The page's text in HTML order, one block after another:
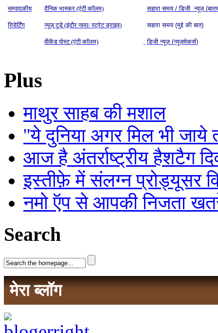
सम्पादकीय दैनिक भास्कर (एंटी कॉलम) सहारा समय / डिजी न्यूज़
रिपोर्टिंग न्यूज़ टुडे (इंदौर नामा/ स्ट्रेट ड्राइव) सहारा समय (मुद्दे की बात)
वीकेंड पोस्ट (एंटी कॉलम) डिजी न्यूज़ (न्यूज़मेकर्स)
Plus
माथुर साहब की मशाल
''ये दुनिया अगर मिल भी जाये
आज है अंतर्राष्ट्रीय हैशटैग
इस्तीफ़े में संलग्न प्रोड्यूसर
नमो ऍप से आपकी निजता
Search
मेरा ब्लॉग